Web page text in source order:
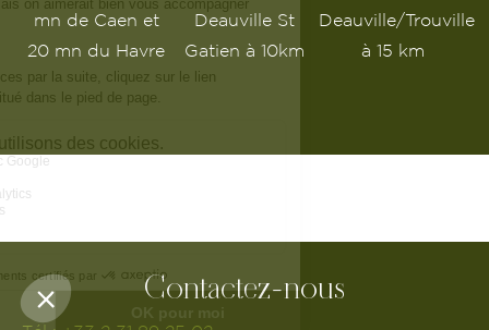
mn de Caen et
20 mn du Havre
Deauville St
Gatien à 10km
Deauville/Trouville
à 15 km
Contactez-nous